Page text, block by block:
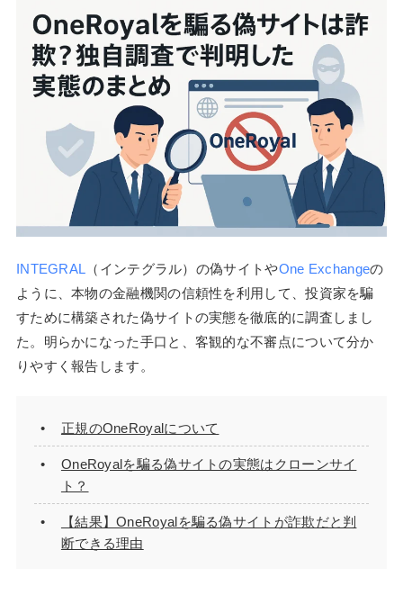
INTEGRAL （インテグラル）の偽サイトやOne Exchangeの
ように、本物の金融機関の信頼性を利用して、投資家を騙
すために構築された偽サイトの実態を徹底的に調査しまし
た。明らかになった手口と、客観的な不審点について分か
りやすく報告します。
正規のOneRoyalについて
OneRoyalを騙る偽サイトの実態はクローンサイ
ト？
【結果】OneRoyalを騙る偽サイトが詐欺だと判
断できる理由